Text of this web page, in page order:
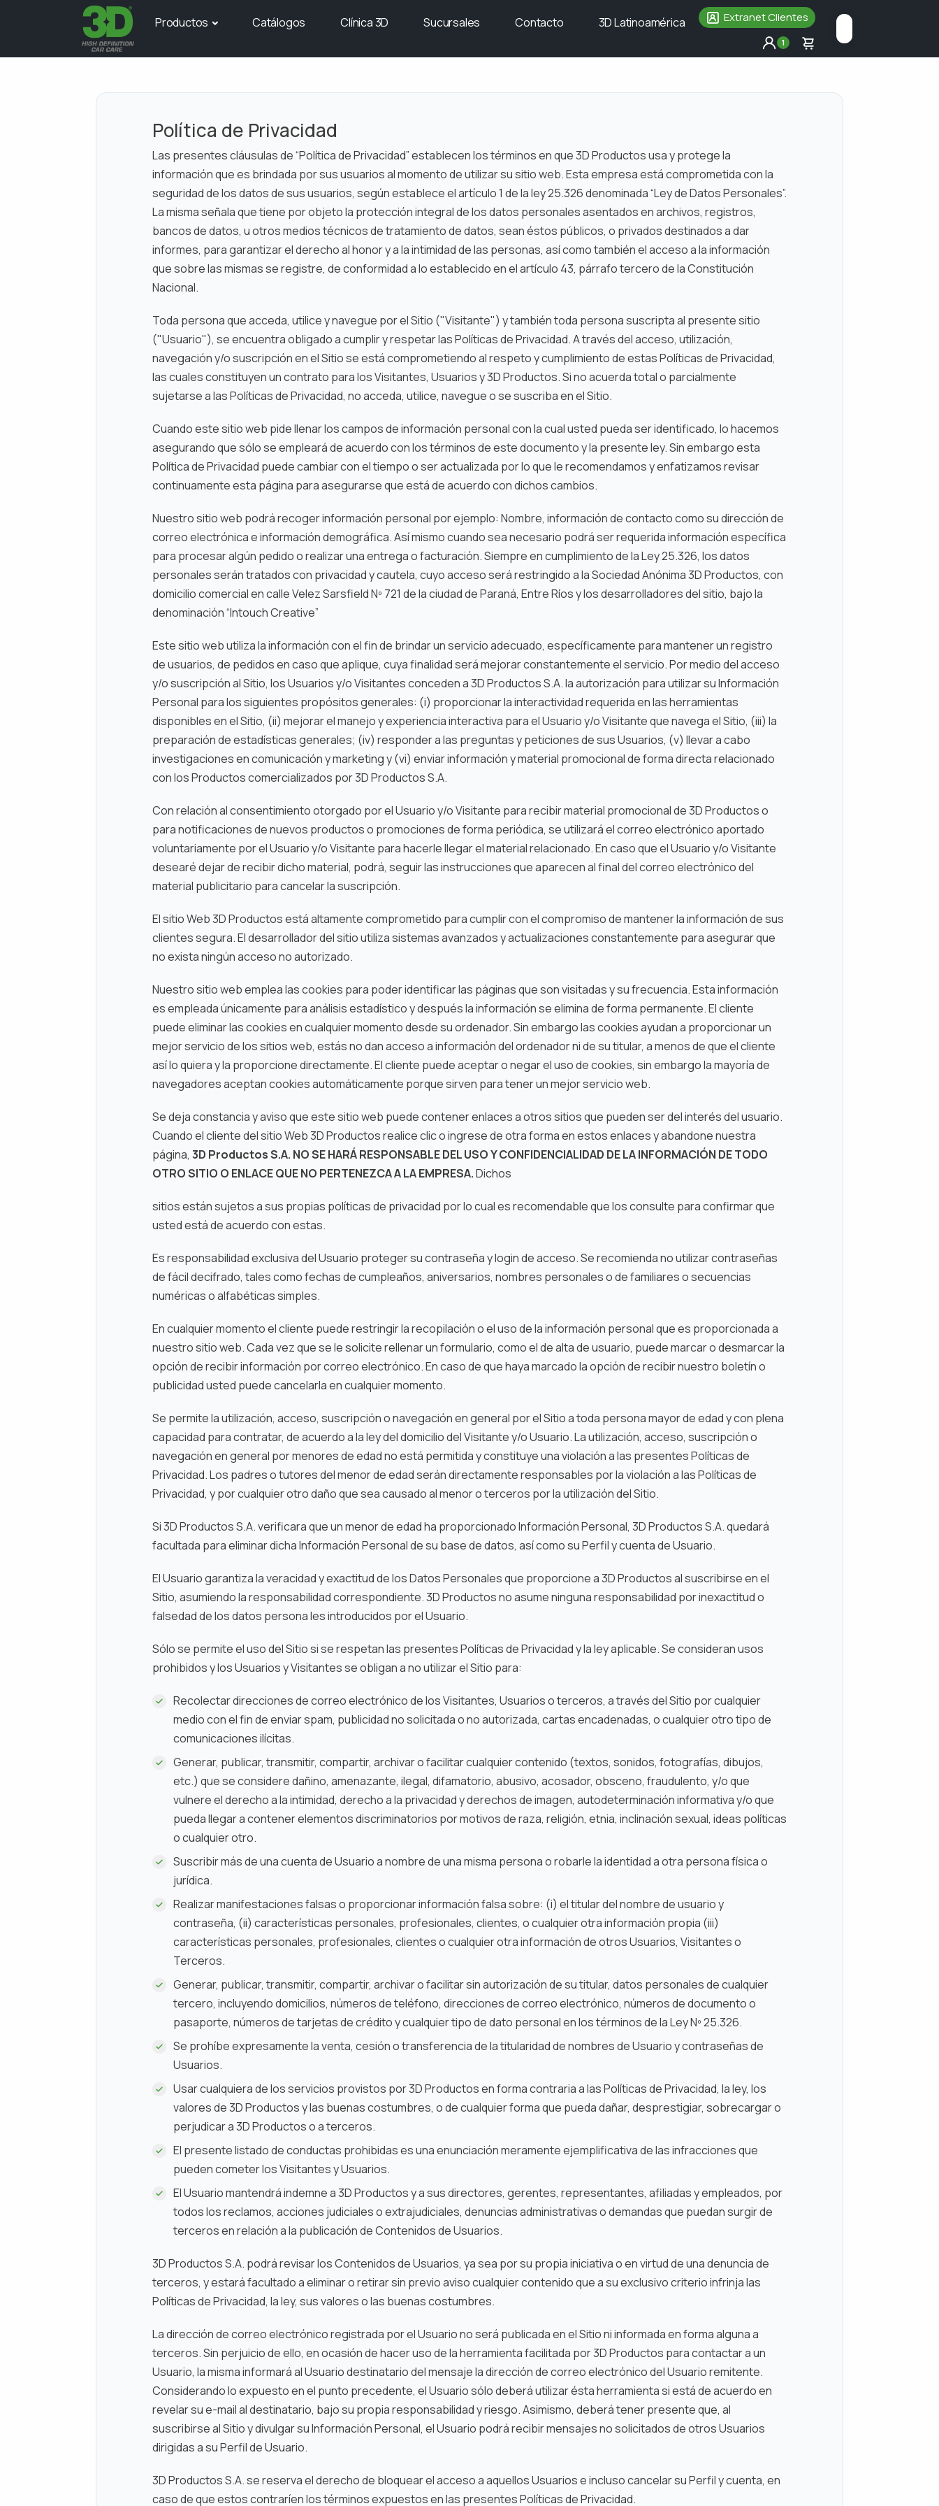
Productos Catálogos Clínica 3D Sucursales Contacto 3D Latinoamérica Extranet Clientes
1
Política de Privacidad
Las presentes cláusulas de “Política de Privacidad” establecen los términos en que 3D Productos usa y protege la
información que es brindada por sus usuarios al momento de utilizar su sitio web. Esta empresa está comprometida con la
seguridad de los datos de sus usuarios, según establece el artículo 1 de la ley 25.326 denominada “Ley de Datos Personales”.
La misma señala que tiene por objeto la protección integral de los datos personales asentados en archivos, registros,
bancos de datos, u otros medios técnicos de tratamiento de datos, sean éstos públicos, o privados destinados a dar
informes, para garantizar el derecho al honor y a la intimidad de las personas, así como también el acceso a la información
que sobre las mismas se registre, de conformidad a lo establecido en el artículo 43, párrafo tercero de la Constitución
Nacional.
Toda persona que acceda, utilice y navegue por el Sitio ("Visitante") y también toda persona suscripta al presente sitio
("Usuario"), se encuentra obligado a cumplir y respetar las Políticas de Privacidad. A través del acceso, utilización,
navegación y/o suscripción en el Sitio se está comprometiendo al respeto y cumplimiento de estas Políticas de Privacidad,
las cuales constituyen un contrato para los Visitantes, Usuarios y 3D Productos. Si no acuerda total o parcialmente
sujetarse a las Políticas de Privacidad, no acceda, utilice, navegue o se suscriba en el Sitio.
Cuando este sitio web pide llenar los campos de información personal con la cual usted pueda ser identificado, lo hacemos
asegurando que sólo se empleará de acuerdo con los términos de este documento y la presente ley. Sin embargo esta
Política de Privacidad puede cambiar con el tiempo o ser actualizada por lo que le recomendamos y enfatizamos revisar
continuamente esta página para asegurarse que está de acuerdo con dichos cambios.
Nuestro sitio web podrá recoger información personal por ejemplo: Nombre, información de contacto como su dirección de
correo electrónica e información demográfica. Así mismo cuando sea necesario podrá ser requerida información específica
para procesar algún pedido o realizar una entrega o facturación. Siempre en cumplimiento de la Ley 25.326, los datos
personales serán tratados con privacidad y cautela, cuyo acceso será restringido a la Sociedad Anónima 3D Productos, con
domicilio comercial en calle Velez Sarsfield Nº 721 de la ciudad de Paraná, Entre Ríos y los desarrolladores del sitio, bajo la
denominación “Intouch Creative”
Este sitio web utiliza la información con el fin de brindar un servicio adecuado, específicamente para mantener un registro
de usuarios, de pedidos en caso que aplique, cuya finalidad será mejorar constantemente el servicio. Por medio del acceso
y/o suscripción al Sitio, los Usuarios y/o Visitantes conceden a 3D Productos S.A. la autorización para utilizar su Información
Personal para los siguientes propósitos generales: (i) proporcionar la interactividad requerida en las herramientas
disponibles en el Sitio, (ii) mejorar el manejo y experiencia interactiva para el Usuario y/o Visitante que navega el Sitio, (iii) la
preparación de estadísticas generales; (iv) responder a las preguntas y peticiones de sus Usuarios, (v) llevar a cabo
investigaciones en comunicación y marketing y (vi) enviar información y material promocional de forma directa relacionado
con los Productos comercializados por 3D Productos S.A.
Con relación al consentimiento otorgado por el Usuario y/o Visitante para recibir material promocional de 3D Productos o
para notificaciones de nuevos productos o promociones de forma periódica, se utilizará el correo electrónico aportado
voluntariamente por el Usuario y/o Visitante para hacerle llegar el material relacionado. En caso que el Usuario y/o Visitante
desearé dejar de recibir dicho material, podrá, seguir las instrucciones que aparecen al final del correo electrónico del
material publicitario para cancelar la suscripción.
El sitio Web 3D Productos está altamente comprometido para cumplir con el compromiso de mantener la información de sus
clientes segura. El desarrollador del sitio utiliza sistemas avanzados y actualizaciones constantemente para asegurar que
no exista ningún acceso no autorizado.
Nuestro sitio web emplea las cookies para poder identificar las páginas que son visitadas y su frecuencia. Esta información
es empleada únicamente para análisis estadístico y después la información se elimina de forma permanente. El cliente
puede eliminar las cookies en cualquier momento desde su ordenador. Sin embargo las cookies ayudan a proporcionar un
mejor servicio de los sitios web, estás no dan acceso a información del ordenador ni de su titular, a menos de que el cliente
así lo quiera y la proporcione directamente. El cliente puede aceptar o negar el uso de cookies, sin embargo la mayoría de
navegadores aceptan cookies automáticamente porque sirven para tener un mejor servicio web.
Se deja constancia y aviso que este sitio web puede contener enlaces a otros sitios que pueden ser del interés del usuario.
Cuando el cliente del sitio Web 3D Productos realice clic o ingrese de otra forma en estos enlaces y abandone nuestra
página, 3D Productos S.A. NO SE HARÁ RESPONSABLE DEL USO Y CONFIDENCIALIDAD DE LA INFORMACIÓN DE TODO
OTRO SITIO O ENLACE QUE NO PERTENEZCA A LA EMPRESA.Dichos
sitios están sujetos a sus propias políticas de privacidad por lo cual es recomendable que los consulte para confirmar que
usted está de acuerdo con estas.
Es responsabilidad exclusiva del Usuario proteger su contraseña y login de acceso. Se recomienda no utilizar contraseñas
de fácil decifrado, tales como fechas de cumpleaños, aniversarios, nombres personales o de familiares o secuencias
numéricas o alfabéticas simples.
En cualquier momento el cliente puede restringir la recopilación o el uso de la información personal que es proporcionada a
nuestro sitio web. Cada vez que se le solicite rellenar un formulario, como el de alta de usuario, puede marcar o desmarcar la
opción de recibir información por correo electrónico. En caso de que haya marcado la opción de recibir nuestro boletín o
publicidad usted puede cancelarla en cualquier momento.
Se permite la utilización, acceso, suscripción o navegación en general por el Sitio a toda persona mayor de edad y con plena
capacidad para contratar, de acuerdo a la ley del domicilio del Visitante y/o Usuario. La utilización, acceso, suscripción o
navegación en general por menores de edad no está permitida y constituye una violación a las presentes Políticas de
Privacidad. Los padres o tutores del menor de edad serán directamente responsables por la violación a las Políticas de
Privacidad, y por cualquier otro daño que sea causado al menor o terceros por la utilización del Sitio.
Si 3D Productos S.A. verificara que un menor de edad ha proporcionado Información Personal, 3D Productos S.A. quedará
facultada para eliminar dicha Información Personal de su base de datos, así como su Perfil y cuenta de Usuario.
El Usuario garantiza la veracidad y exactitud de los Datos Personales que proporcione a 3D Productos al suscribirse en el
Sitio, asumiendo la responsabilidad correspondiente. 3D Productos no asume ninguna responsabilidad por inexactitud o
falsedad de los datos persona les introducidos por el Usuario.
Sólo se permite el uso del Sitio si se respetan las presentes Políticas de Privacidad y la ley aplicable. Se consideran usos
prohibidos y los Usuarios y Visitantes se obligan a no utilizar el Sitio para:
Recolectar direcciones de correo electrónico de los Visitantes, Usuarios o terceros, a través del Sitio por cualquier
medio con el fin de enviar spam, publicidad no solicitada o no autorizada, cartas encadenadas, o cualquier otro tipo de
comunicaciones ilícitas.
Generar, publicar, transmitir, compartir, archivar o facilitar cualquier contenido (textos, sonidos, fotografías, dibujos,
etc.) que se considere dañino, amenazante, ilegal, difamatorio, abusivo, acosador, obsceno, fraudulento, y/o que
vulnere el derecho a la intimidad, derecho a la privacidad y derechos de imagen, autodeterminación informativa y/o que
pueda llegar a contener elementos discriminatorios por motivos de raza, religión, etnia, inclinación sexual, ideas políticas
o cualquier otro.
Suscribir más de una cuenta de Usuario a nombre de una misma persona o robarle la identidad a otra persona física o
jurídica.
Realizar manifestaciones falsas o proporcionar información falsa sobre: (i) el titular del nombre de usuario y
contraseña, (ii) características personales, profesionales, clientes, o cualquier otra información propia (iii)
características personales, profesionales, clientes o cualquier otra información de otros Usuarios, Visitantes o
Terceros.
Generar, publicar, transmitir, compartir, archivar o facilitar sin autorización de su titular, datos personales de cualquier
tercero, incluyendo domicilios, números de teléfono, direcciones de correo electrónico, números de documento o
pasaporte, números de tarjetas de crédito y cualquier tipo de dato personal en los términos de la Ley Nº 25.326.
Se prohíbe expresamente la venta, cesión o transferencia de la titularidad de nombres de Usuario y contraseñas de
Usuarios.
Usar cualquiera de los servicios provistos por 3D Productos en forma contraria a las Políticas de Privacidad, la ley, los
valores de 3D Productos y las buenas costumbres, o de cualquier forma que pueda dañar, desprestigiar, sobrecargar o
perjudicar a 3D Productos o a terceros.
El presente listado de conductas prohibidas es una enunciación meramente ejemplificativa de las infracciones que
pueden cometer los Visitantes y Usuarios.
El Usuario mantendrá indemne a 3D Productos y a sus directores, gerentes, representantes, afiliadas y empleados, por
todos los reclamos, acciones judiciales o extrajudiciales, denuncias administrativas o demandas que puedan surgir de
terceros en relación a la publicación de Contenidos de Usuarios.
3D Productos S.A. podrá revisar los Contenidos de Usuarios, ya sea por su propia iniciativa o en virtud de una denuncia de
terceros, y estará facultado a eliminar o retirar sin previo aviso cualquier contenido que a su exclusivo criterio infrinja las
Políticas de Privacidad, la ley, sus valores o las buenas costumbres.
La dirección de correo electrónico registrada por el Usuario no será publicada en el Sitio ni informada en forma alguna a
terceros. Sin perjuicio de ello, en ocasión de hacer uso de la herramienta facilitada por 3D Productos para contactar a un
Usuario, la misma informará al Usuario destinatario del mensaje la dirección de correo electrónico del Usuario remitente.
Considerando lo expuesto en el punto precedente, el Usuario sólo deberá utilizar ésta herramienta si está de acuerdo en
revelar su e-mail al destinatario, bajo su propia responsabilidad y riesgo. Asimismo, deberá tener presente que, al
suscribirse al Sitio y divulgar su Información Personal, el Usuario podrá recibir mensajes no solicitados de otros Usuarios
dirigidas a su Perfil de Usuario.
3D Productos S.A. se reserva el derecho de bloquear el acceso a aquellos Usuarios e incluso cancelar su Perfil y cuenta, en
caso de que estos contraríen los términos expuestos en las presentes Políticas de Privacidad.